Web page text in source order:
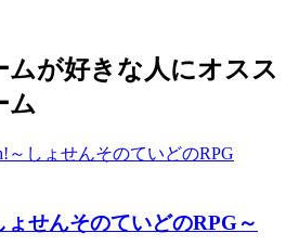
ムが好きな人にオスス
ム
ょせんそのていどのRPG～